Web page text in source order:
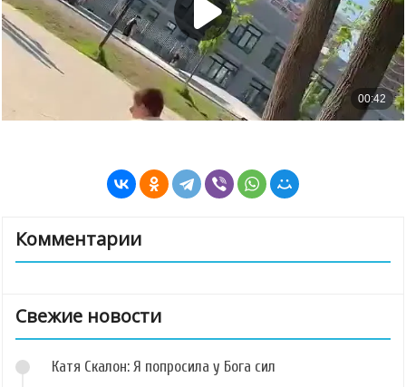
Комментарии
Свежие новости
Катя Скалон: Я попросила у Бога сил